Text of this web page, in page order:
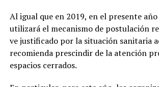
Al igual que en 2019, en el presente
utilizará el mecanismo de postulación
ve justificado por la situación sanitaria
recomienda prescindir de la atención
espacios cerrados.